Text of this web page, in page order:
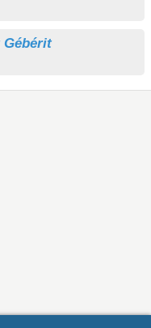
Gébérit